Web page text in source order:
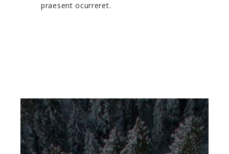
praesent ocurreret.